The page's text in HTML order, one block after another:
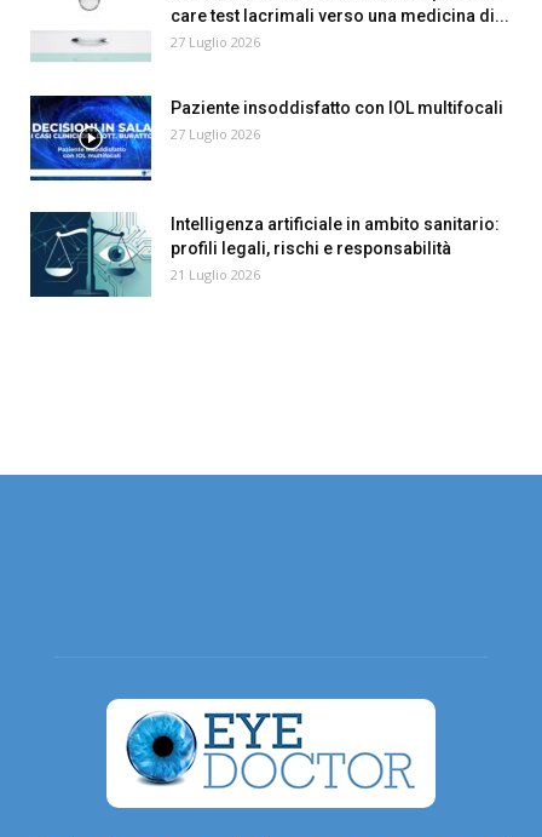
care test lacrimali verso una medicina di...
27 Luglio 2026
Paziente insoddisfatto con IOL multifocali
27 Luglio 2026
Intelligenza artificiale in ambito sanitario:
profili legali, rischi e responsabilità
21 Luglio 2026